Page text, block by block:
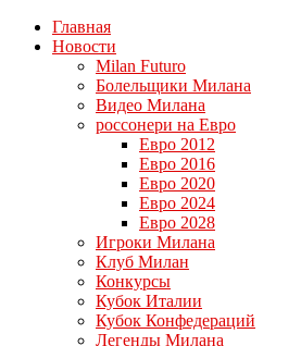
Главная
Новости
Milan Futuro
Болельщики Милана
Видео Милана
россонери на Евро
Евро 2012
Евро 2016
Евро 2020
Евро 2024
Евро 2028
Игроки Милана
Клуб Милан
Конкурсы
Кубок Италии
Кубок Конфедераций
Легенды Милана